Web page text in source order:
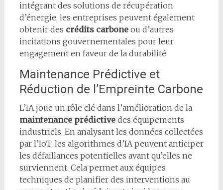
intégrant des solutions de récupération
d’énergie, les entreprises peuvent également
obtenir des crédits carboneou d’autres
incitations gouvernementales pour leur
engagement en faveur de la durabilité.
Maintenance Prédictive et
Réduction de l’Empreinte Carbone
L’IA joue un rôle clé dans l’amélioration de la
maintenance prédictivedes équipements
industriels. En analysant les données collectées
par l’IoT, les algorithmes d’IA peuvent anticiper
les défaillances potentielles avant qu’elles ne
surviennent. Cela permet aux équipes
techniques de planifier des interventions au